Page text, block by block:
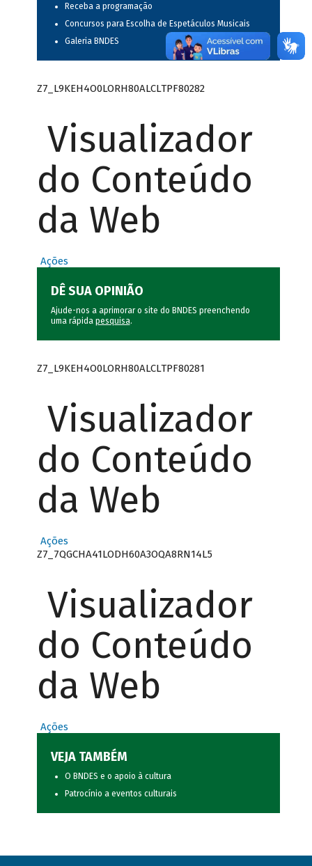
Receba a programação
Concursos para Escolha de Espetáculos Musicais
Galeria BNDES
Z7_L9KEH4O0LORH80ALCLTPF80282
Visualizador
do Conteúdo
da Web
Ações
DÊ SUA OPINIÃO
Ajude-nos a aprimorar o site do BNDES preenchendo
uma rápida pesquisa.
Z7_L9KEH4O0LORH80ALCLTPF80281
Visualizador
do Conteúdo
da Web
Ações
Z7_7QGCHA41LODH60A3OQA8RN14L5
Visualizador
do Conteúdo
da Web
Ações
VEJA TAMBÉM
O BNDES e o apoio à cultura
Patrocínio a eventos culturais